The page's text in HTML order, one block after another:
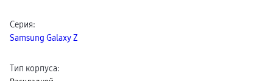
Серия:
Samsung Galaxy Z
Тип корпуса: